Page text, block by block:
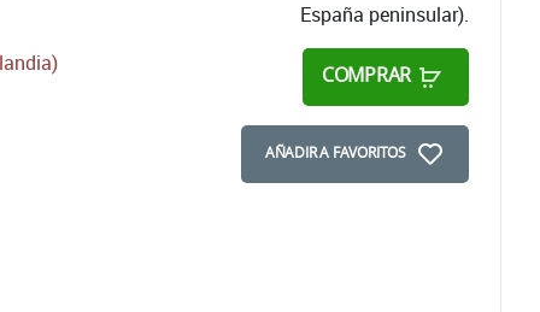
España peninsular).
COMPRAR
AÑADIR A FAVORITOS